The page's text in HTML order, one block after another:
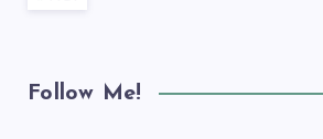
Follow Me!